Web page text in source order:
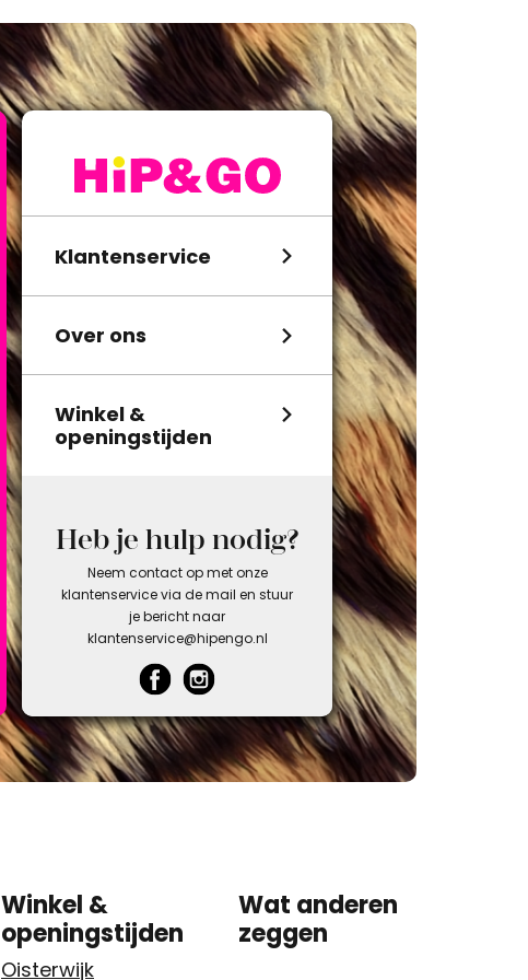
Klantenservice
Over ons
Winkel &
openingstijden
Heb je hulp nodig?
Neem contact op met onze
klantenservice via de mail en stuur
je bericht naar
klantenservice@hipengo.nl
Winkel &
openingstijden
Oisterwijk
Wat anderen
zeggen